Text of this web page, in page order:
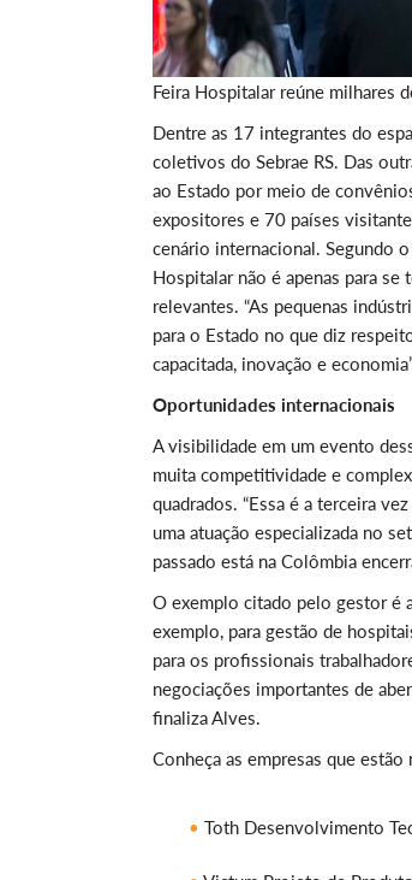
Feira Hospitalar reúne milhares
Dentre as 17 integrantes do
coletivos do Sebrae RS. Das
ao Estado por meio de
expositores e 70 países
cenário internacional. Segundo
Hospitalar não é apenas para
relevantes. “As pequenas
para o Estado no que diz
capacitada, inovação e
Oportunidades internacionais
A visibilidade em um evento
muita competitividade e
quadrados. “Essa é a terceira
uma atuação especializada no
passado está na Colômbia
O exemplo citado pelo gestor é
exemplo, para gestão de
para os profissionais
negociações importantes de
finaliza Alves.
Conheça as empresas que
Toth Desenvolvimento